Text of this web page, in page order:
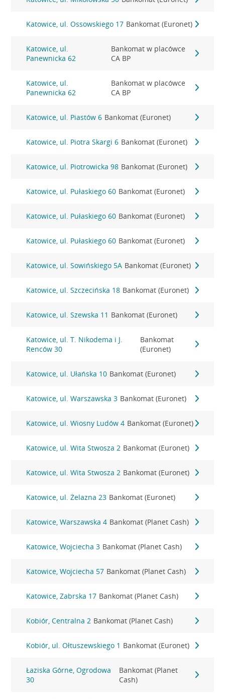
Katowice, ul. Ossowskiego 17 Bankomat (Euronet)
Katowice, ul.
Panewnicka 62
Bankomat w placówce
CA BP
Katowice, ul.
Panewnicka 62
Bankomat w placówce
CA BP
Katowice, ul. Piastów 6 Bankomat (Euronet)
Katowice, ul. Piotra Skargi 6 Bankomat (Euronet)
Katowice, ul. Piotrowicka 98 Bankomat (Euronet)
Katowice, ul. Pułaskiego 60 Bankomat (Euronet)
Katowice, ul. Pułaskiego 60 Bankomat (Euronet)
Katowice, ul. Pułaskiego 60 Bankomat (Euronet)
Katowice, ul. Sowińskiego 5A Bankomat (Euronet)
Katowice, ul. Szczecińska 18 Bankomat (Euronet)
Katowice, ul. Szewska 11 Bankomat (Euronet)
Katowice, ul. T. Nikodema i J.
Renców 30
Bankomat
(Euronet)
Katowice, ul. Ułańska 10 Bankomat (Euronet)
Katowice, ul. Warszawska 3 Bankomat (Euronet)
Katowice, ul. Wiosny Ludów 4 Bankomat (Euronet)
Katowice, ul. Wita Stwosza 2 Bankomat (Euronet)
Katowice, ul. Wita Stwosza 2 Bankomat (Euronet)
Katowice, ul. Żelazna 23 Bankomat (Euronet)
Katowice, Warszawska 4 Bankomat (Planet Cash)
Katowice, Wojciecha 3 Bankomat (Planet Cash)
Katowice, Wojciecha 57 Bankomat (Planet Cash)
Katowice, Zabrska 17 Bankomat (Planet Cash)
Kobiór, Centralna 2 Bankomat (Planet Cash)
Kobiór, ul. Ołtuszewskiego 1 Bankomat (Euronet)
Łaziska Górne, Ogrodowa
30
Bankomat (Planet
Cash)